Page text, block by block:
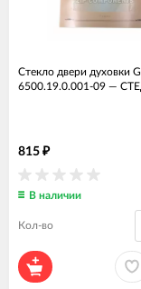
Стекло двери духовки
6500.19.0.001-09 —
815 ₽
В наличии
Кол-во